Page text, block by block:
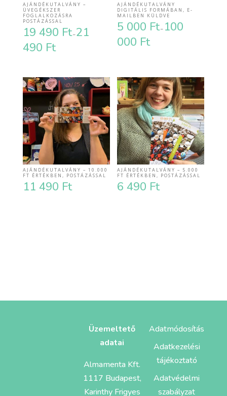
AJÁNDÉKUTALVÁNY –
ÜVEGÉKSZER
FOGLALKOZÁSRA
POSTÁZÁSSAL
19 490 Ft– 21
490 FtÁrtartomány:
-
21
490 Ft
AJÁNDÉKUTALVÁNY
DIGITÁLIS FORMÁBAN, E-
MAILBEN KÜLDVE
5 000 Ft– 100
000 FtÁrtartomány:
-
100
000 Ft
AJÁNDÉKUTALVÁNY – 10.000
FT ÉRTÉKBEN, POSTÁZÁSSAL
11 490 Ft
AJÁNDÉKUTALVÁNY – 5.000
FT ÉRTÉKBEN, POSTÁZÁSSAL
6 490 Ft
Üzemeltető
adatai
Almamenta Kft.
1117 Budapest,
Karinthy Frigyes
Adatmódosítás
Adatkezelési
tájékoztató
Adatvédelmi
szabályzat